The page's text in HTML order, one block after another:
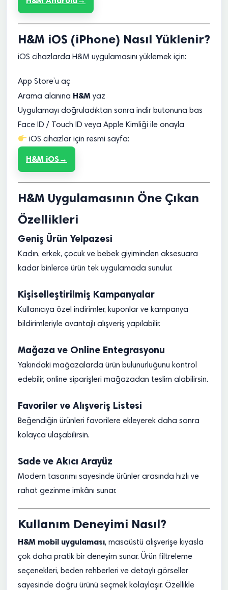
H&M iOS (iPhone) Nasıl Yüklenir?
iOS cihazlarda H&M uygulamasını yüklemek için:
App Store’u aç
Arama alanına H&M yaz
Uygulamayı doğruladıktan sonra indir butonuna bas
Face ID / Touch ID veya Apple Kimliği ile onayla
iOS cihazlar için resmi sayfa:
H&M iOS
H&M Uygulamasının Öne Çıkan
Özellikleri
Geniş Ürün Yelpazesi
Kadın, erkek, çocuk ve bebek giyiminden aksesuara
kadar binlerce ürün tek uygulamada sunulur.
Kişiselleştirilmiş Kampanyalar
Kullanıcıya özel indirimler, kuponlar ve kampanya
bildirimleriyle avantajlı alışveriş yapılabilir.
Mağaza ve Online Entegrasyonu
Yakındaki mağazalarda ürün bulunurluğunu kontrol
edebilir, online siparişleri mağazadan teslim alabilirsin.
Favoriler ve Alışveriş Listesi
Beğendiğin ürünleri favorilere ekleyerek daha sonra
kolayca ulaşabilirsin.
Sade ve Akıcı Arayüz
Modern tasarımı sayesinde ürünler arasında hızlı ve
rahat gezinme imkânı sunar.
Kullanım Deneyimi Nasıl?
H&M mobil uygulaması, masaüstü alışverişe kıyasla
çok daha pratik bir deneyim sunar. Ürün filtreleme
seçenekleri, beden rehberleri ve detaylı görseller
sayesinde doğru ürünü seçmek kolaylaşır. Özellikle